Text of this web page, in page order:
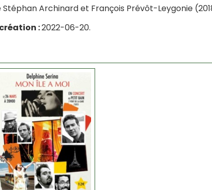
Archinard et François Prévôt-Leygonie
:2022-06-20.